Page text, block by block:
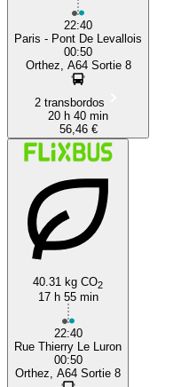
22:40
Paris - Pont De Levallois
00:50
Orthez, A64 Sortie 8
2 transbordos
20 h 40 min
56,46 €
40.31 kg CO2
17 h 55 min
22:40
Rue Thierry Le Luron
00:50
Orthez, A64 Sortie 8